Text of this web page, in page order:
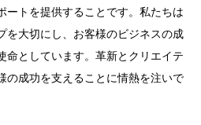
ートを提供することです。私たちは
を大切にし、お客様のビジネスの成
命としています。革新とクリエイテ
の成功を支えることに情熱を注いで